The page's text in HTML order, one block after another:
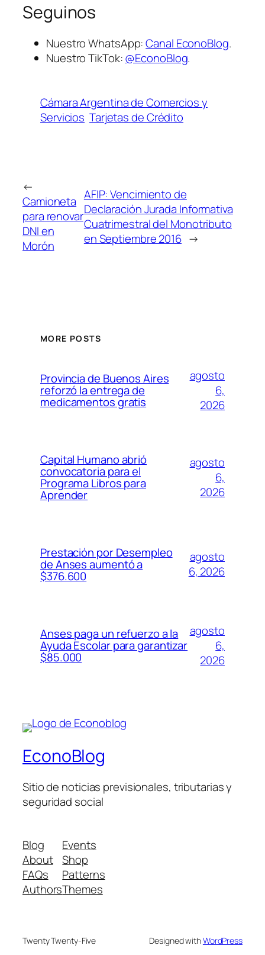
Seguinos
Nuestro WhatsApp:Canal EconoBlog.
Nuestro TikTok:@EconoBlog.
Cámara Argentina de Comercios y
Servicios Tarjetas de Crédito
←
Camioneta
para renovar
DNI en
Morón
AFIP: Vencimiento de
Declaración Jurada Informativa
Cuatrimestral del Monotributo
en Septiembre 2016 →
MORE POSTS
Provincia de Buenos Aires
reforzó la entrega de
medicamentos gratis
agosto
6,
2026
Capital Humano abrió
convocatoria para el
Programa Libros para
Aprender
agosto
6,
2026
Prestación por Desempleo
de Anses aumentó a
$376.600
agosto
6, 2026
Anses paga un refuerzo a la
Ayuda Escolar para garantizar
$85.000
agosto
6,
2026
EconoBlog
Sitio de noticias previsionales, tributarias y
seguridad social
Blog
About
FAQs
Authors
Events
Shop
Patterns
Themes
Twenty Twenty-Five Designed withWordPress